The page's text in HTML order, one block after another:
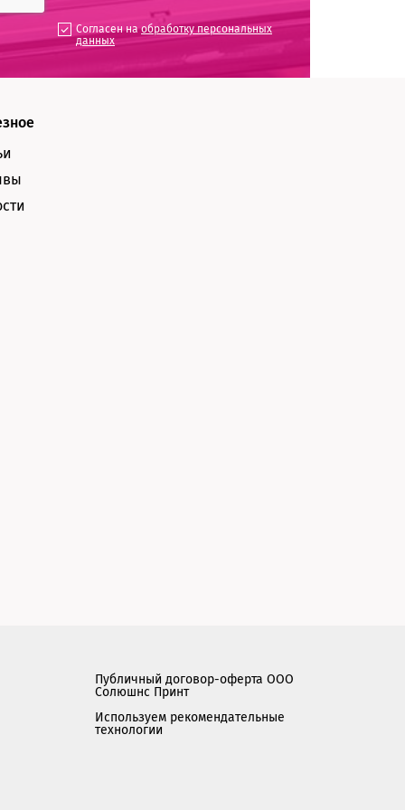
Согласен наобработку персональных
данных
Публичный договор-оферта ООО
Солюшнс Принт
Используем рекомендательные
технологии